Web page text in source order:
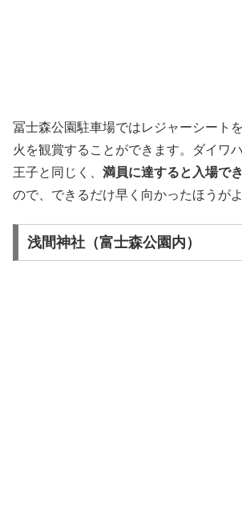
冨士森公園駐車場ではレジャーシート
火を観賞することができます。ダイワ
王子と同じく、 満員に達すると入場で
ので、できるだけ早く向かったほうが
浅間神社（富士森公園内）